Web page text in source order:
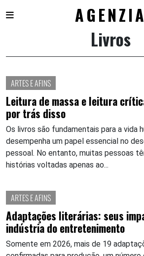
content
AGENZIA
Livros
ARTES E AFINS
Leitura de massa e leitura
por trás disso
Os livros são fundamentais para a vida
desempenha um papel essencial no
pessoal. No entanto, muitas pessoas
histórias voltadas apenas ao...
ARTES E AFINS
Adaptações literárias: seus
indústria do entretenimento
Somente em 2026, mais de 19